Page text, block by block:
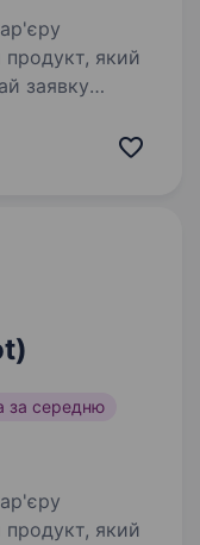
який
заявку
7B0DF537BE/a
за середню
який